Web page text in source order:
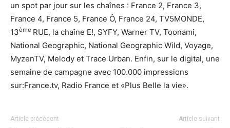
un spot par jour sur les chaînes : France 2, France 3,
France 4, France 5, France Ô, France 24, TV5MONDE,
13ème RUE, la chaîne E!, SYFY, Warner TV, Toonami,
National Geographic, National Geographic Wild, Voyage,
MyzenTV, Melody et Trace Urban. Enfin, sur le digital, une
semaine de campagne avec 100.000 impressions
sur:France.tv, Radio France et «Plus Belle la vie».
Article précédent Article suivant